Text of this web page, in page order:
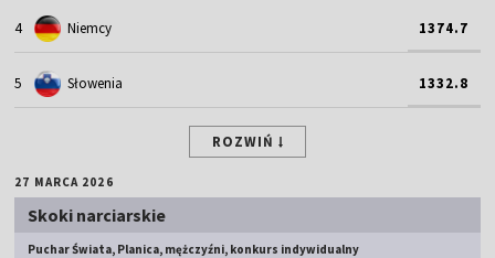
4 Niemcy 1374.7
5 Słowenia 1332.8
ROZWIŃ
27 MARCA 2026
Skoki narciarskie
Puchar Świata, Planica, mężczyźni, konkurs indywidualny